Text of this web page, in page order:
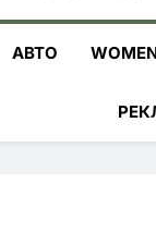
АВТО